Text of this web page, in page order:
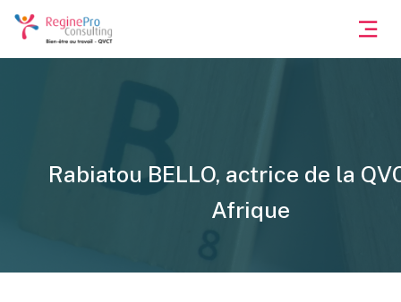
Rabiatou BELLO, actrice de la
Afrique